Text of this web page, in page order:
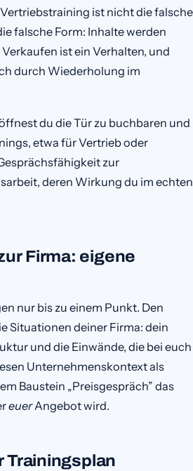
ist nicht die falsche
falsche Form: Inhalte werden
ist ein Verhalten, und
durch Wiederholung im
du die Tür zu buchbaren und
etwa für Vertrieb oder
zur
deren Wirkung du im echten
Firma: eigene
nur bis zu einem Punkt. Den
Situationen deiner Firma: dein
und die Einwände, die bei euch
Unternehmenskontext als
Baustein „Preisgespräch” das
euerAngebot wird.
Trainingsplan